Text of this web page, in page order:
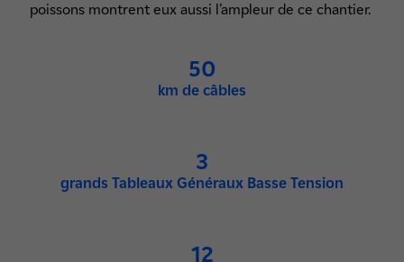
poissons montrent eux aussi l’ampleur de ce chantier.
50
km de câbles
3
grands Tableaux Généraux Basse Tension
12